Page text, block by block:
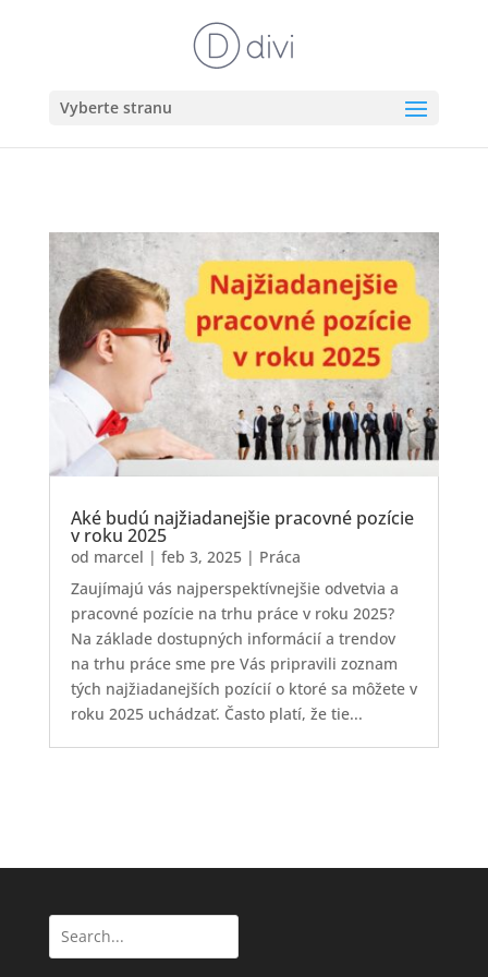
Vyberte stranu
Aké budú najžiadanejšie pracovné pozície
v roku 2025
od marcel | feb 3, 2025| Práca
Zaujímajú vás najperspektívnejšie odvetvia a
pracovné pozície na trhu práce v roku 2025?
Na základe dostupných informácií a trendov
na trhu práce sme pre Vás pripravili zoznam
tých najžiadanejších pozícií o ktoré sa môžete v
roku 2025 uchádzať. Často platí, že tie...